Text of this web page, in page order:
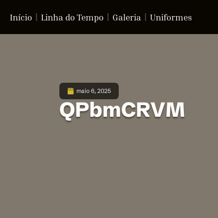
Início Linha do Tempo Galeria Uniformes
maio 6, 2025
QPbmCRVM